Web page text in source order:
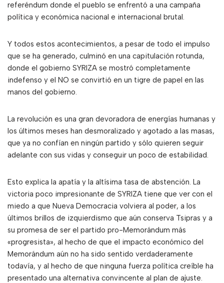
referéndum donde el pueblo se enfrentó a una campaña
política y económica nacional e internacional brutal.
Y todos estos acontecimientos, a pesar de todo el impulso
que se ha generado, culminó en una capitulación rotunda,
donde el gobierno SYRIZA se mostró completamente
indefenso y el NO se convirtió en un tigre de papel en las
manos del gobierno.
La revolución es una gran devoradora de energías humanas y
los últimos meses han desmoralizado y agotado a las masas,
que ya no confían en ningún partido y sólo quieren seguir
adelante con sus vidas y conseguir un poco de estabilidad.
Esto explica la apatía y la altísima tasa de abstención. La
victoria poco impresionante de SYRIZA tiene que ver con el
miedo a que Nueva Democracia volviera al poder, a los
últimos brillos de izquierdismo que aún conserva Tsipras y a
su promesa de ser el partido pro-Memorándum más
«progresista», al hecho de que el impacto económico del
Memorándum aún no ha sido sentido verdaderamente
todavía, y al hecho de que ninguna fuerza política creíble ha
presentado una alternativa convincente al plan de ajuste.